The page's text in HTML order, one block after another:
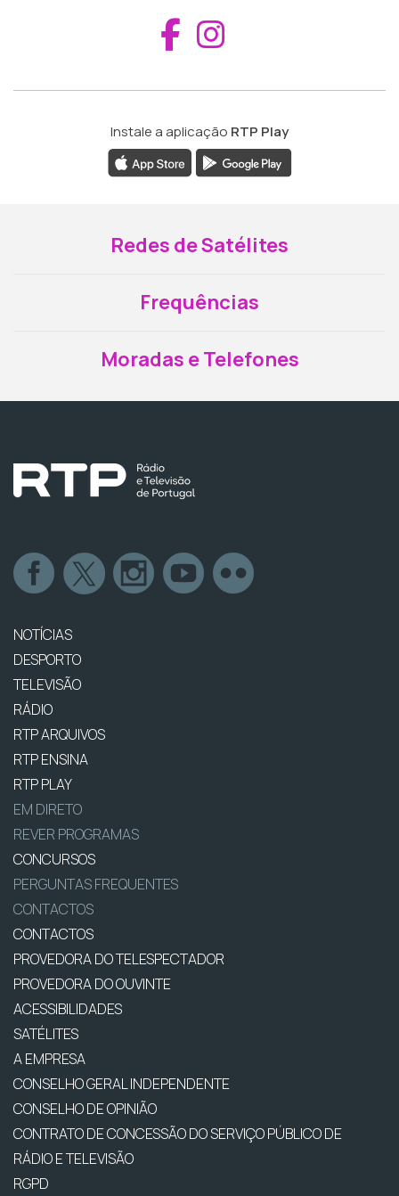
Aceder ao
Instale a aplicação RTP Play
Redes de Satélites
Frequências
Moradas e Telefones
NOTÍCIAS
DESPORTO
TELEVISÃO
RÁDIO
RTP ARQUIVOS
RTP ENSINA
RTP PLAY
EM DIRETO
REVER PROGRAMAS
CONCURSOS
PERGUNTAS FREQUENTES
CONTACTOS
CONTACTOS
PROVEDORA DO TELESPECTADOR
PROVEDORA DO OUVINTE
ACESSIBILIDADES
SATÉLITES
A EMPRESA
CONSELHO GERAL INDEPENDENTE
CONSELHO DE OPINIÃO
CONTRATO DE CONCESSÃO DO SERVIÇO PÚBLICO DE
RÁDIO E TELEVISÃO
RGPD